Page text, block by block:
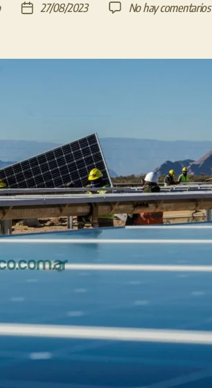
Fecha
entrada
27/08/2023 No hay comentarios